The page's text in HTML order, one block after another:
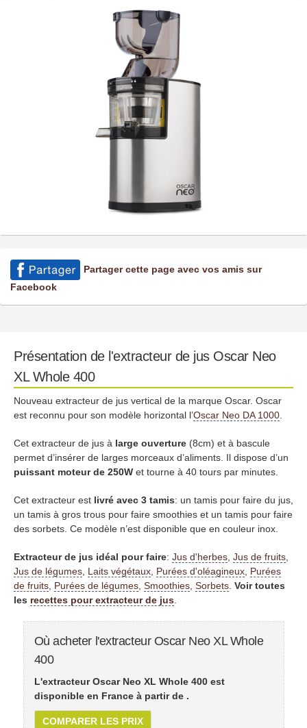
Partager cette page avec vos amis sur
Facebook
Présentation de l'extracteur de jus Oscar Neo
XL Whole 400
Nouveau extracteur de jus vertical de la marque Oscar. Oscar
est reconnu pour son modèle horizontal l’Oscar Neo DA 1000
Cet extracteur de jus à large ouverture (8cm) et à bascule
permet d’insérer de larges morceaux d’aliments. Il dispose d’un
puissant moteur de 250W et tourne à 40 tours par minutes.
Cet extracteur est livré avec 3 tamis: un tamis pour faire du jus,
un tamis à gros trous pour faire smoothies et un tamis pour faire
des sorbets. Ce modèle n’est disponible que en couleur inox.
Extracteur de jus idéal pour faire: Jus d'herbes Jus de fruits
Jus de légumes Laits végétaux Purées d'oléagineux Purées
de fruits Purées de légumes Smoothies Sorbets Voir toutes
les recettes pour extracteur de jus
Où acheter l'extracteur Oscar Neo XL Whole
400
L'extracteur Oscar Neo XL Whole 400 est
disponible en France à partir de .
COMPARER LES PRIX